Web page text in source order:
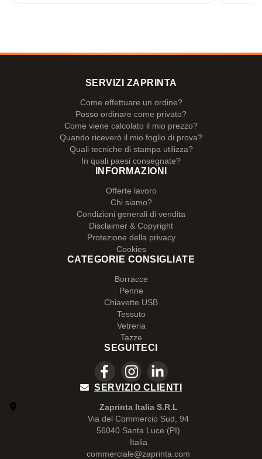
SERVIZI ZAPRINTA
Come effettuare un ordine?
Posso ordinare come privato?
Come viene calcolato il mio prezzo?
Quando riceverò il mio foglio di prova?
Quali tecniche di stampa utilizza?
In quali paesi consegnate?
INFORMAZIONI
Offerte lavoro
Chi siamo?
Condizioni generali di vendita
Disclaimer & Copyright
Protezione della privacy
Cookies
CATEGORIE CONSIGLIATE
Borracce
Penne
Chiavette USB
Tessuto
Vetreria
Tazze
SEGUITECI
SERVIZIO CLIENTI
Zaprinta Italia S.R.L
Via del Commercio Sud, 94
56040 Santa Luce (PI)
Italia
commerciale@zaprinta.com